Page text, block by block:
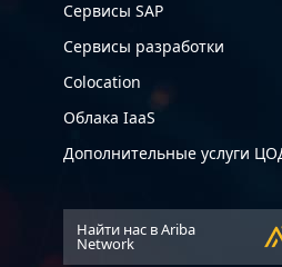
Сервисы SAP
Сервисы разработки
Colocation
Облака IaaS
Дополнительные услуги
Найти нас в Ariba
Network